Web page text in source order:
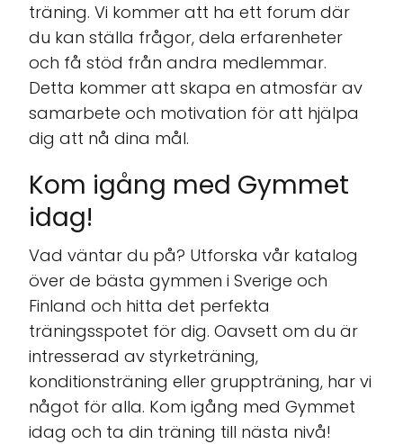
träning. Vi kommer att ha ett forum där
du kan ställa frågor, dela erfarenheter
och få stöd från andra medlemmar.
Detta kommer att skapa en atmosfär av
samarbete och motivation för att hjälpa
dig att nå dina mål.
Kom igång med Gymmet
idag!
Vad väntar du på? Utforska vår katalog
över de bästa gymmen i Sverige och
Finland och hitta det perfekta
träningsspotet för dig. Oavsett om du är
intresserad av styrketräning,
konditionsträning eller gruppträning, har vi
något för alla. Kom igång med Gymmet
idag och ta din träning till nästa nivå!